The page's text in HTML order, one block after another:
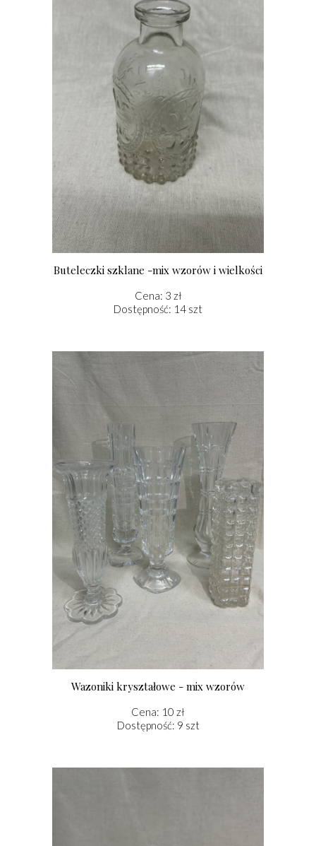
Wazoniki kryształowe - mix wzorów
Cena: 10 zł
Dostępność: 9 szt
Buteleczki szklane -mix wzorów i wielkości
Cena: 3 zł
Dostępność: 14 szt